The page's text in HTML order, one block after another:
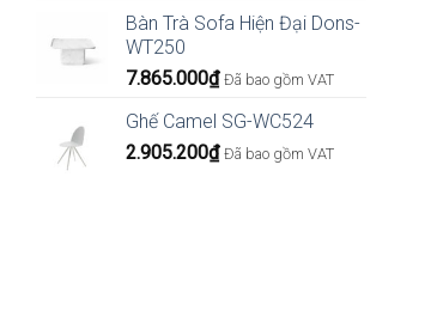
Bàn Trà Sofa Hiện Đại Dons-
WT250
7.865.000₫ Đã bao gồm VAT
Ghế Camel SG-WC524
2.905.200₫ Đã bao gồm VAT